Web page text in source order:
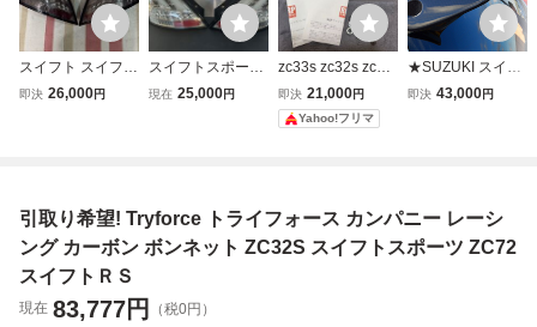
スイフト スイフト
スポーツ ZC32S Z
即決 26,000円
スイフトスポー
ツ ZC32S スイ
現在 25,000円
zc33s zc32s zc31
s スイフトスポー
ツ アールズ ワイ
トレ Rs RRP ワ
即決 21,000円
Yahoo!フリマ
★SUZUKI スイフ
ト スポーツ・スイ
即決 43,000円
引取り希望! Tryforce トライフォース カンパニー レーシ
ング カーボン ボンネット ZC32S スイフトスポーツ ZC72
スイフトＲＳ
現在 83,777円
（税0円）